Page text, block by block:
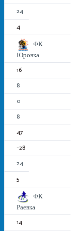
24
4
ФК
Юровка
16
8
0
8
47
-28
24
5
ФК
Раевка
14